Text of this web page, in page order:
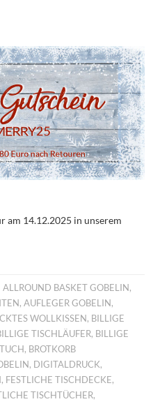
am 14.12.2025 in unserem
ALLROUND BASKET GOBELIN,
,AUFLEGER GOBELIN,
WOLLKISSEN, BILLIGE
TISCHLÄUFER, BILLIGE
, BROTKORB
, DIGITALDRUCK,
, FESTLICHE TISCHDECKE,
TISCHTÜCHER,